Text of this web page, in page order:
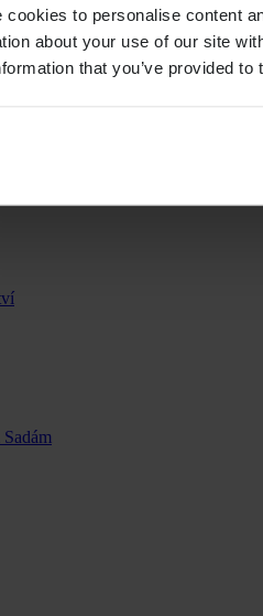
cookies to personalise content
about your use of our site
that you’ve provided
Maziva